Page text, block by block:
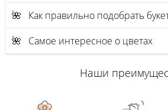
🌺 Как правильно подобрать
🌺 Самое интересное о цветах
Наши